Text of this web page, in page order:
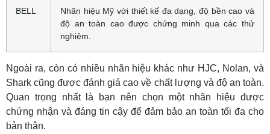
BELL
Nhãn hiệu Mỹ với thiết kế đa dạng, độ bền cao và
độ an toàn cao được chứng minh qua các thử
nghiệm.
Ngoài ra, còn có nhiều nhãn hiệu khác như HJC, Nolan, và
Shark cũng được đánh giá cao về chất lượng và độ an toàn.
Quan trọng nhất là bạn nên chọn một nhãn hiệu được
chứng nhận và đáng tin cậy để đảm bảo an toàn tối đa cho
bản thân.